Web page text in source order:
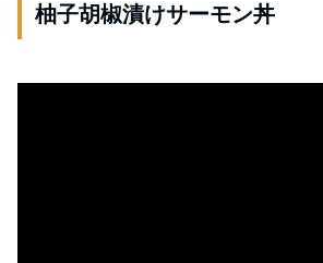
柚子胡椒漬けサーモン丼